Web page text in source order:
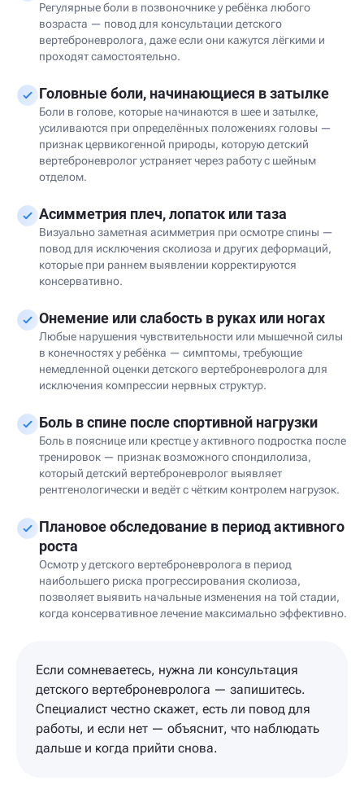
Регулярные боли в позвоночнике у ребёнка любого
возраста — повод для консультации детского
вертеброневролога, даже если они кажутся лёгкими и
проходят самостоятельно.
Головные боли, начинающиеся в затылке
Боли в голове, которые начинаются в шее и затылке,
усиливаются при определённых положениях головы —
признак цервикогенной природы, которую детский
вертеброневролог устраняет через работу с шейным
отделом.
Асимметрия плеч, лопаток или таза
Визуально заметная асимметрия при осмотре спины —
повод для исключения сколиоза и других деформаций,
которые при раннем выявлении корректируются
консервативно.
Онемение или слабость в руках или ногах
Любые нарушения чувствительности или мышечной силы
в конечностях у ребёнка — симптомы, требующие
немедленной оценки детского вертеброневролога для
исключения компрессии нервных структур.
Боль в спине после спортивной нагрузки
Боль в пояснице или крестце у активного подростка после
тренировок — признак возможного спондилолиза,
который детский вертеброневролог выявляет
рентгенологически и ведёт с чётким контролем нагрузок.
Плановое обследование в период активного
роста
Осмотр у детского вертеброневролога в период
наибольшего риска прогрессирования сколиоза,
позволяет выявить начальные изменения на той стадии,
когда консервативное лечение максимально эффективно.
Если сомневаетесь, нужна ли консультация
детского вертеброневролога — запишитесь.
Специалист честно скажет, есть ли повод для
работы, и если нет — объяснит, что наблюдать
дальше и когда прийти снова.